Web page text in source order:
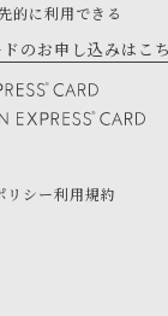
的に利用できる
ドのお申し込みはこ
リシー利用規約